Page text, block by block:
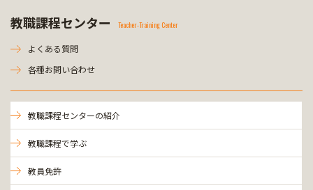
教職課程センター Teacher-Training Center
よくある質問
各種お問い合わせ
教職課程センターの紹介
教職課程で学ぶ
教員免許